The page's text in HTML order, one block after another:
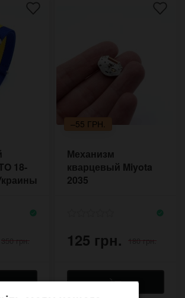
18-
350 грн.
–55 ГРН.
Механизм
кварцевый Miyota
2035
125 грн. 180 грн.